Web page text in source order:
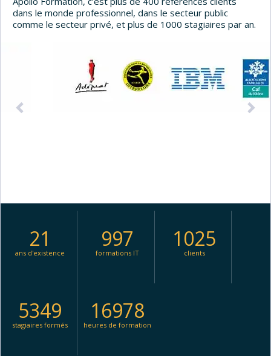
dans le monde professionnel, dans le secteur public
comme le secteur privé, et plus de 1000 stagiaires par an.
21
ans d'existence
997
formations IT
1025
clients
5349
stagiaires formés
16978
heures de formation